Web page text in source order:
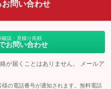
お問い合わせ
確認・見積り依頼
お問い合わせ
が届くことはありません。 メールア
の電話番号が通知されます。無料電話